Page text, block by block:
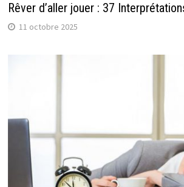
Rêver d’aller jouer : 37
11 octobre 2025